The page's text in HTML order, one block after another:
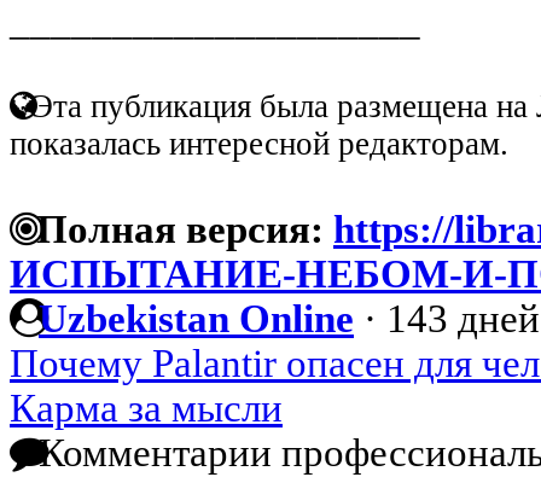
Эта публикация была размещена на
показалась интересной редакторам.
Полная версия: https://
ИСПЫТАНИЕ-НЕБОМ-И-
Uzbekistan Online · 143
Почему Palantir опасен для
Карма за мысли
Комментарии